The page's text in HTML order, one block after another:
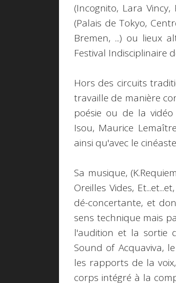
(Incognito, Lara
(Palais de Tokyo,
Bremen, ...) ou lieux
Festival Indisciplinaire
Hors des circuits
travaille de manière
poésie ou de la
Isou, Maurice
ainsi qu'avec le
Sa musique,
Oreilles Vides,
dé-concertante, et
sens technique mais
l'audition et la sortie
Sound of Acquaviva,
les rapports de la
corps intégré à la